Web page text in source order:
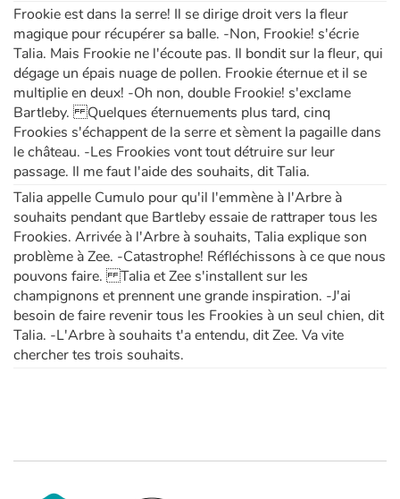
Frookie est dans la serre! Il se dirige droit vers la fleur
magique pour récupérer sa balle. -Non, Frookie! s'écrie
Talia. Mais Frookie ne l'écoute pas. Il bondit sur la fleur, qui
dégage un épais nuage de pollen. Frookie éternue et il se
multiplie en deux! -Oh non, double Frookie! s'exclame
Bartleby. Quelques éternuements plus tard, cinq
Frookies s'échappent de la serre et sèment la pagaille dans
le château. -Les Frookies vont tout détruire sur leur
passage. Il me faut l'aide des souhaits, dit Talia.
Talia appelle Cumulo pour qu'il l'emmène à l'Arbre à
souhaits pendant que Bartleby essaie de rattraper tous les
Frookies. Arrivée à l'Arbre à souhaits, Talia explique son
problème à Zee. -Catastrophe! Réfléchissons à ce que nous
pouvons faire. Talia et Zee s'installent sur les
champignons et prennent une grande inspiration. -J'ai
besoin de faire revenir tous les Frookies à un seul chien, dit
Talia. -L'Arbre à souhaits t'a entendu, dit Zee. Va vite
chercher tes trois souhaits.